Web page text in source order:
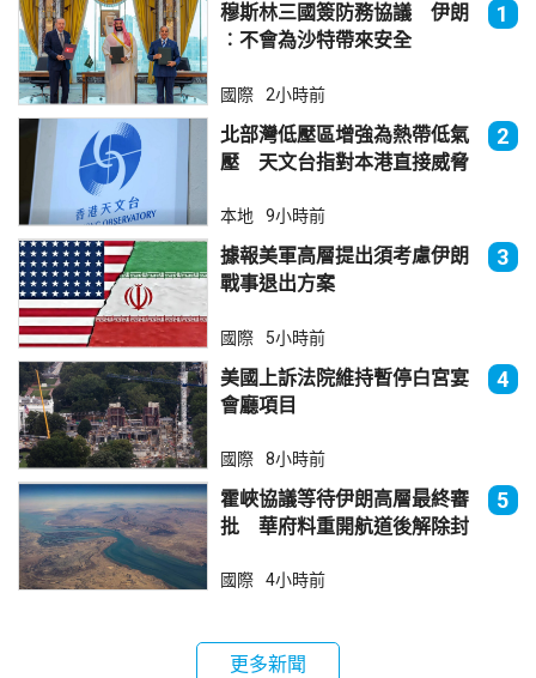
穆斯林三國簽防務協議 伊朗
︰不會為沙特帶來安全
1
國際 2小時前
北部灣低壓區增強為熱帶低氣
壓 天文台指對本港直接威脅
2
本地 9小時前
據報美軍高層提出須考慮伊朗
戰事退出方案
3
國際 5小時前
美國上訴法院維持暫停白宮宴
會廳項目
4
國際 8小時前
霍峽協議等待伊朗高層最終審
批 華府料重開航道後解除封
5
國際 4小時前
更多新聞